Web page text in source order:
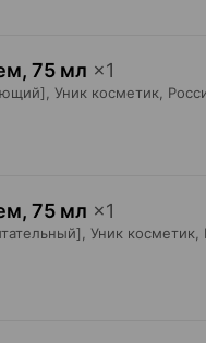
, 75 мл ×1
Уник косметик ,
, 75 мл ×1
Уник косметик